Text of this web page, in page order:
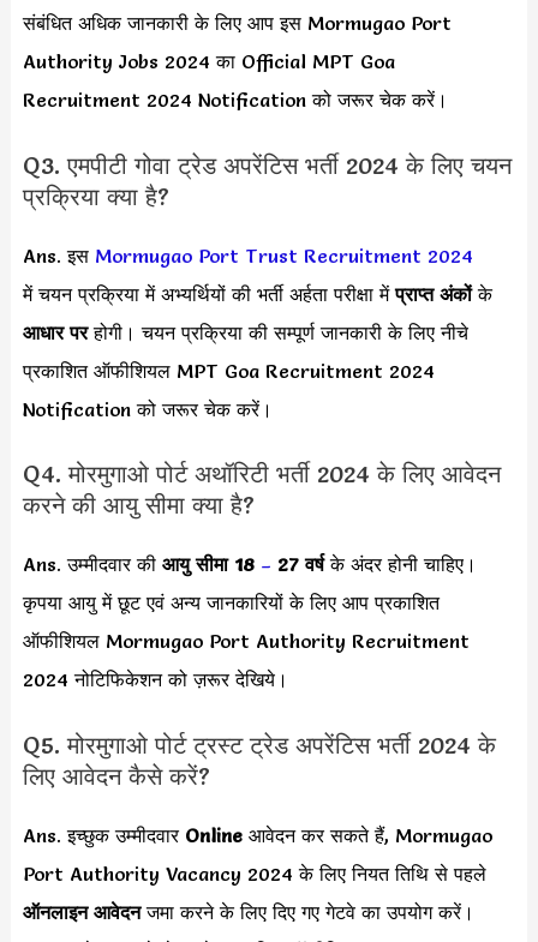
संबंधित अधिक जानकारी के लिए आप इस Mormugao Port
Authority Jobs 2024 का Official MPT Goa
Recruitment 2024 Notification को जरूर चेक करें।
Q3. एमपीटी गोवा ट्रेड अपरेंटिस भर्ती 2024 के लिए चयन
प्रक्रिया क्या है?
Ans. इस Mormugao Port Trust Recruitment 2024
में चयन प्रक्रिया में अभ्यर्थियों की भर्ती अर्हता परीक्षा मेंप्राप्त अंकोंके
आधार परहोगी। चयन प्रक्रिया की सम्पूर्ण जानकारी के लिए नीचे
प्रकाशित ऑफीशियल MPT Goa Recruitment 2024
Notification को जरूर चेक करें।
Q4. मोरमुगाओ पोर्ट अथॉरिटी भर्ती 2024 के लिए आवेदन
करने की आयु सीमा क्या है?
Ans. उम्मीदवार की आयु सीमा 18 – 27 वर्षके अंदर होनी चाहिए।
कृपया आयु में छूट एवं अन्य जानकारियों के लिए आप प्रकाशित
ऑफीशियल Mormugao Port Authority Recruitment
2024 नोटिफिकेशन को ज़रूर देखिये।
Q5. मोरमुगाओ पोर्ट ट्रस्ट ट्रेड अपरेंटिस भर्ती 2024 के
लिए आवेदन कैसे करें?
Ans. इच्छुक उम्मीदवार Online आवेदन कर सकते हैं, Mormugao
Port Authority Vacancy 2024 के लिए नियत तिथि से पहले
ऑनलाइन आवेदनजमा करने के लिए दिए गए गेटवे का उपयोग करें।